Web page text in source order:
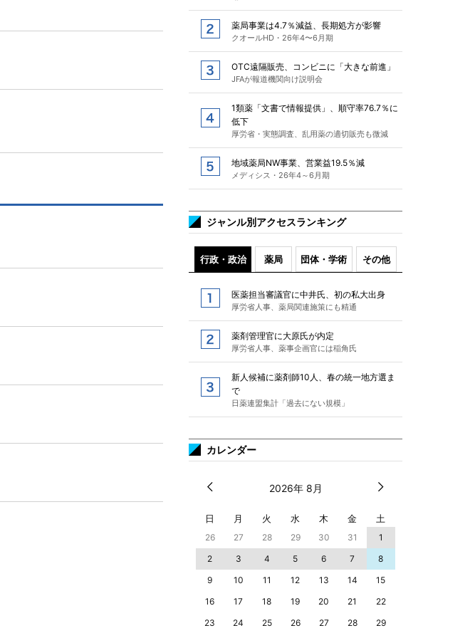
薬局事業は4.7％減益、長期処方が影響
クオールHD・26年4〜6月期
OTC遠隔販売、コンビニに「大きな前進」
JFAが報道機関向け説明会
1類薬「文書で情報提供」、順守率76.7％に
低下
厚労省・実態調査、乱用薬の適切販売も微減
地域薬局NW事業、営業益19.5％減
メディシス・26年4～6月期
ジャンル別アクセスランキング
行政・政治 薬局 団体・学術 その他
医薬担当審議官に中井氏、初の私大出身
厚労省人事、薬局関連施策にも精通
薬剤管理官に大原氏が内定
厚労省人事、薬事企画官には稲角氏
新人候補に薬剤師10人、春の統一地方選ま
で
日薬連盟集計「過去にない規模」
カレンダー
2026年 8月
日 月 火 水 木 金 土
26 27 28 29 30 31
1
2
3 4 5 6 7
8
9
10 11 12 13 14
15
16
17 18 19 20 21
22
23
24 25 26 27 28
29